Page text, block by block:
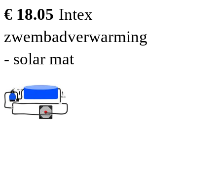
€ 18.05 Intex
zwembadverwarming
- solar mat